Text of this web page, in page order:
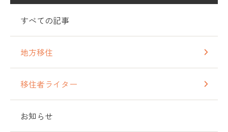
すべての記事
地方移住
移住者ライター
お知らせ